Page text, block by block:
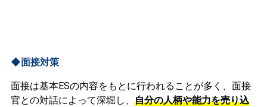
◆面接対策
面接は基本ESの内容をもとに行われることが多く、面接
官との対話によって深堀し、 自分の人柄や能力を売り込